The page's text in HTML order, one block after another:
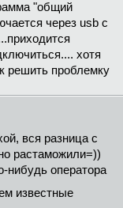
"общий
через usb с
хотя
решить проблемку
вся разница с
растаможили=))
нибудь оператора
известные